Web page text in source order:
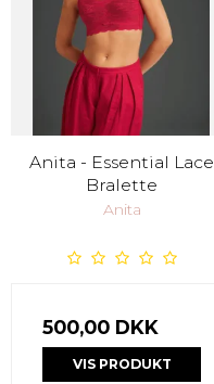
Anita - Essential Lace
Bralette
Anita
500,00 DKK
VIS PRODUKT